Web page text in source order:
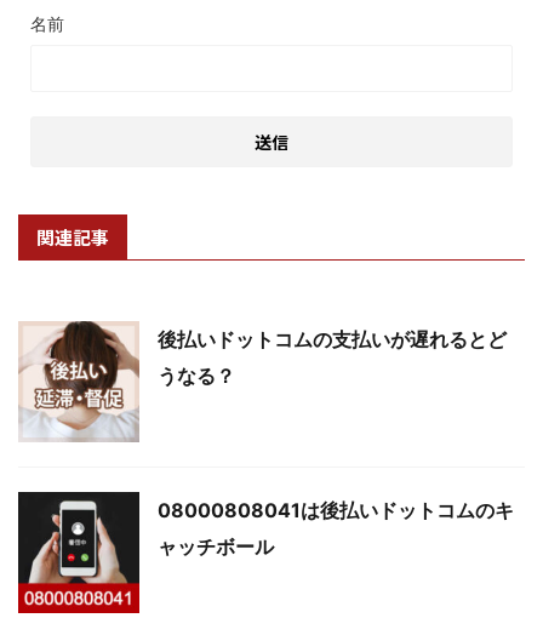
名前
関連記事
後払いドットコムの支払いが遅れるとど
うなる？
08000808041は後払いドットコムのキ
ャッチボール